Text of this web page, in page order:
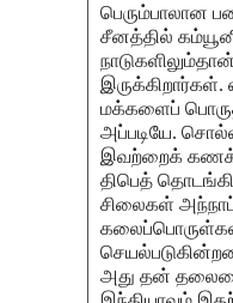
பெரும்பாலான
சீனத்தில்
இருக்கிறார்கள்.
மக்களைப்
அப்படியே.
இவற்றைக்
திபெத் தொடங்கி
சிலைகள்
அது தன்